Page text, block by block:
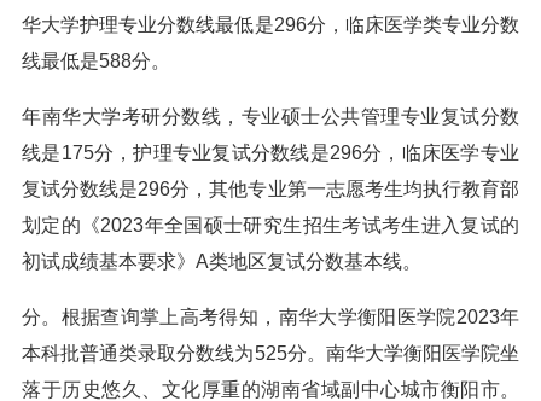
华大学护理专业分数线最低是296分，临床医学类专业分数
线最低是588分。
年南华大学考研分数线，专业硕士公共管理专业复试分数
线是175分，护理专业复试分数线是296分，临床医学专业
复试分数线是296分，其他专业第一志愿考生均执行教育部
划定的《2023年全国硕士研究生招生考试考生进入复试的
初试成绩基本要求》A类地区复试分数基本线。
分。根据查询掌上高考得知，南华大学衡阳医学院2023年
本科批普通类录取分数线为525分。南华大学衡阳医学院坐
落于历史悠久、文化厚重的湖南省域副中心城市衡阳市。